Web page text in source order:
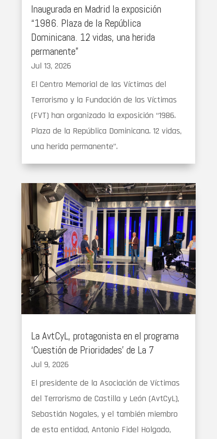
Inaugurada en Madrid la exposición
“1986. Plaza de la República
Dominicana. 12 vidas, una herida
permanente”
Jul 13, 2026
El Centro Memorial de las Víctimas del
Terrorismo y la Fundación de las Víctimas
(FVT) han organizado la exposición “1986.
Plaza de la República Dominicana. 12 vidas,
una herida permanente”.
La AvtCyL, protagonista en el programa
‘Cuestión de Prioridades’ de La 7
Jul 9, 2026
El presidente de la Asociación de Víctimas
del Terrorismo de Castilla y León (AvtCyL),
Sebastián Nogales, y el también miembro
de esta entidad, Antonio Fidel Holgado,